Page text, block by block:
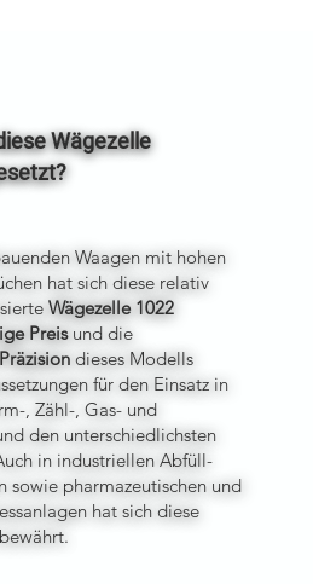
Wägezelle
Waagen mit hohen
hat sich diese relativ
Wägezelle 1022
Preisund die
dieses Modells
für den Einsatz in
, Zähl-, Gas- und
den unterschiedlichsten
in industriellen Abfüll-
sowie pharmazeutischen und
hat sich diese